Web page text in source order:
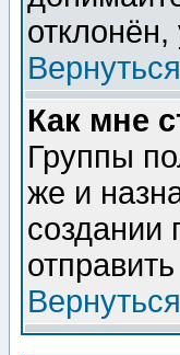
Как мне
Группы
же и
создании